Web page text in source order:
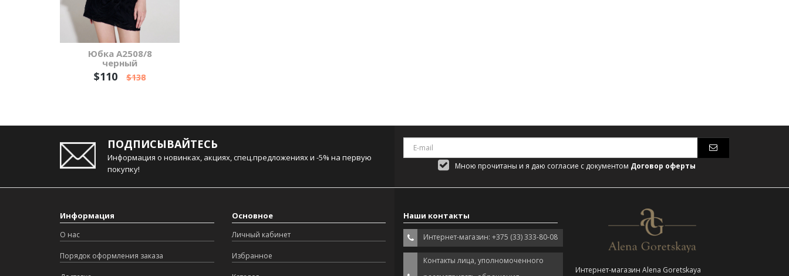
Юбка А2508/8
черный
$110 $138
ПОДПИСЫВАЙТЕСЬ
Информация о новинках, акциях, спец.предложениях и -5% на первую
покупку!
Мною прочитаны и я даю согласие с документом Договор оферты
Информация
О нас
Порядок оформления заказа
Основное
Личный кабинет
Избранное
Наши контакты
Интернет-магазин: +375 (33) 333-80-08
Контакты лица, уполномоченного
Интернет-магазин Alena Goretskaya